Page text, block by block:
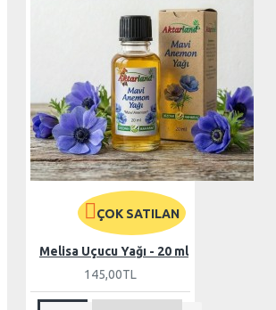
ÇOK SATILAN
Melisa Uçucu Yağı - 20 ml
145,00TL